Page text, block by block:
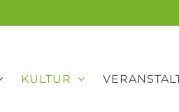
KULTUR